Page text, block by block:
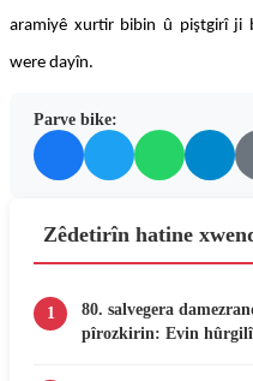
aramiyê xurtir bibin û piştgirî ji
were dayîn.
Parve bike:
Zêdetirîn hatine
1
80. salvegera
pîrozkirin: Evin